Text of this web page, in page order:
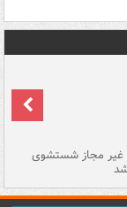
غیر مجاز شستشوی